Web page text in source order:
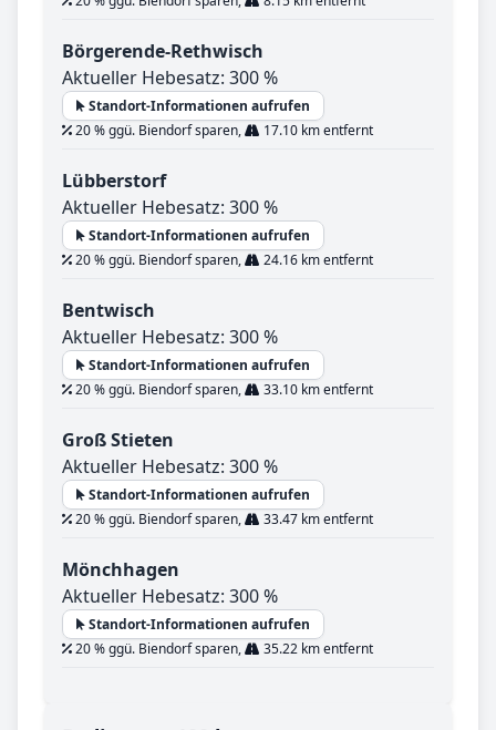
Börgerende-Rethwisch
Aktueller Hebesatz: 300 %
Standort-Informationen aufrufen
20 % ggü. Biendorf sparen,
17.10 km entfernt
Lübberstorf
Aktueller Hebesatz: 300 %
Standort-Informationen aufrufen
20 % ggü. Biendorf sparen,
24.16 km entfernt
Bentwisch
Aktueller Hebesatz: 300 %
Standort-Informationen aufrufen
20 % ggü. Biendorf sparen,
33.10 km entfernt
Groß Stieten
Aktueller Hebesatz: 300 %
Standort-Informationen aufrufen
20 % ggü. Biendorf sparen,
33.47 km entfernt
Mönchhagen
Aktueller Hebesatz: 300 %
Standort-Informationen aufrufen
20 % ggü. Biendorf sparen,
35.22 km entfernt